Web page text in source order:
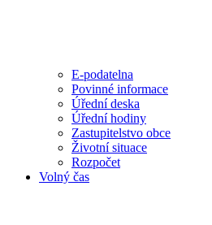
E-podatelna
Povinné informace
Úřední deska
Úřední hodiny
Zastupitelstvo obce
Životní situace
Rozpočet
Volný čas